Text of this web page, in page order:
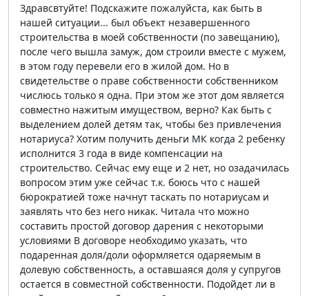
Здравсвтуйте! Подскажите пожалуйста, как быть в
нашей ситуации... был объект незавершенного
строительства в моей собственности (по завещанию),
после чего вышла замуж, дом строили вместе с мужем,
в этом году перевели его в жилой дом. Но в
свидетельстве о праве собственности собственником
числюсь только я одна. При этом же этот дом является
совместно нажитым имуществом, верно? Как быть с
выделением долей детям так, чтобы без привлечения
нотариуса? Хотим получить деньги МК когда 2 ребенку
исполнится 3 года в виде компенсации на
строительство. Сейчас ему еще и 2 нет, но озадачилась
вопросом этим уже сейчас т.к. боюсь что с нашей
бюрократией тоже начнут таскать по нотариусам и
заявлять что без него никак. Читала что можно
составить простой договор дарения с некоторыми
условиями В договоре необходимо указать, что
подаренная доля/доли оформляется одаряемым в
долевую собственность, а оставшаяся доля у супругов
остается в совместной собственности. Подойдет ли в